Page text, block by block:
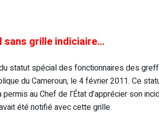
sans grille indiciaire…
statut spécial des fonctionnaires des
du Cameroun, le 4 février 2011. Ce
au Chef de l’État d’apprécier son
été notifié avec cette grille.